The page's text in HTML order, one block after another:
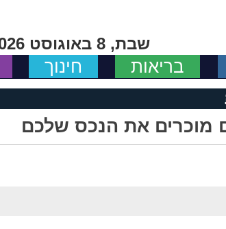
שבת, 8 באוגוסט 2026
בריאות חינוך
מוכרים את הנכס שלכם